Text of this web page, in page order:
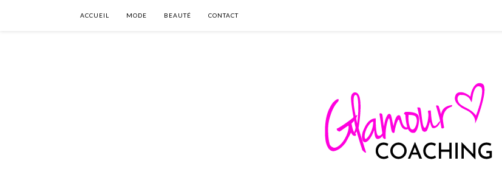
ACCUEIL MODE BEAUTÉ CONTACT